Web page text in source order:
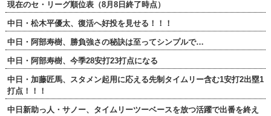
現在のセ・リーグ順位表（8月8日終了時点）
中日・松木平優太、復活へ好投を見せる！！！
中日・阿部寿樹、勝負強さの秘訣は至ってシンプルで…
中日・阿部寿樹、今季28安打23打点になる
中日・加藤匠馬、スタメン起用に応える先制タイムリー含む1安打2出塁1
打点！！！
中日新助っ人・サノー、タイムリーツーベースを放つ活躍で出番を終え